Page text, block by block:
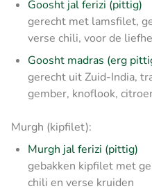
Goosht jal ferizi (pittig)
gerecht met lamsfilet,
verse chili, voor de
Goosht madras (erg
gerecht uit Zuid-India,
gember, knoflook,
Murgh (kipfilet):
Murgh jal ferizi (pittig)
gebakken kipfilet met
chili en verse kruiden